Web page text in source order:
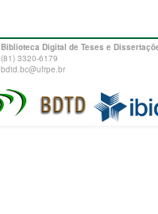
Biblioteca Digital de Teses e
(81) 3320-6179
bdtd.bc@ufrpe.br